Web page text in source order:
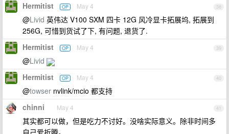
38
Hermitist OP May 4
@Livid 英伟达 V100 SXM 四卡 12G 风冷显卡拓展坞, 拓展到
256G, 可惜到货试了下, 有问题, 退货了.
39
Hermitist OP May 4
@Livid
40
Hermitist OP May 4
@towser nvlink/mcio 都支持
41
chinni May 4
其实都可以做，但是吃力不讨好。没啥实际意义。除非时间多
自己爱折腾。